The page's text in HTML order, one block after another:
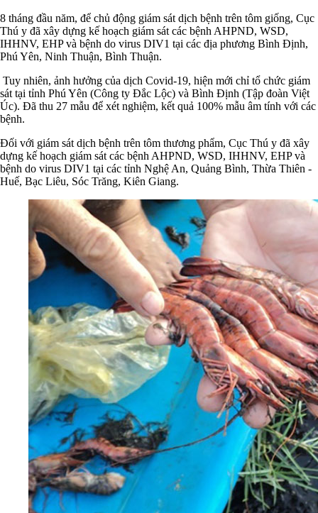
8 tháng đầu năm, để chủ động giám sát dịch bệnh trên tôm giống, Cục
Thú y đã xây dựng kế hoạch giám sát các bệnh AHPND, WSD,
IHHNV, EHP và bệnh do virus DIV1 tại các địa phương Bình Định,
Phú Yên, Ninh Thuận, Bình Thuận.
Tuy nhiên, ảnh hưởng của dịch Covid-19, hiện mới chỉ tổ chức giám
sát tại tỉnh Phú Yên (Công ty Đắc Lộc) và Bình Định (Tập đoàn Việt
Úc). Đã thu 27 mẫu để xét nghiệm, kết quả 100% mẫu âm tính với các
bệnh.
Đối với giám sát dịch bệnh trên tôm thương phẩm, Cục Thú y đã xây
dựng kế hoạch giám sát các bệnh AHPND, WSD, IHHNV, EHP và
bệnh do virus DIV1 tại các tỉnh Nghệ An, Quảng Bình, Thừa Thiên -
Huế, Bạc Liêu, Sóc Trăng, Kiên Giang.